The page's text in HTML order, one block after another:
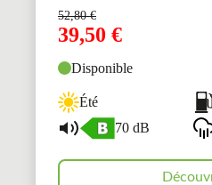
52,80€
39,50 €
Disponible
Été
70 dB